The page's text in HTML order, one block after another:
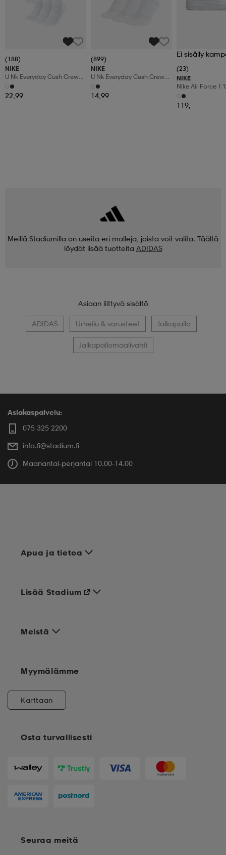
(188)
NIKE
U Nk Everyday Cush Crew
6pr-Bd
22,99
(899)
NIKE
U Nk Everyday Cush Crew
3pr
14,99
Ei sisälly
(23)
NIKE
Nike Air Force 1
Shoes
119,-
Meillä Stadiumilla on useita eri malleja, joista voit valita. Täältä
löydät lisää tuotteita ADIDAS
Asiaan liittyvä sisältö
ADIDAS Urheilu & varusteet Jalkapallo
Jalkapallomaalivahti
Asiakaspalvelu:
075 325 2200
info.fi@stadium.fi
Maanantai-perjantai 10.00-14.00
Apua ja tietoa
Meistä
Osta turvallisesti
Lisää Stadium
Myymälämme
Karttaan
Seuraa meitä